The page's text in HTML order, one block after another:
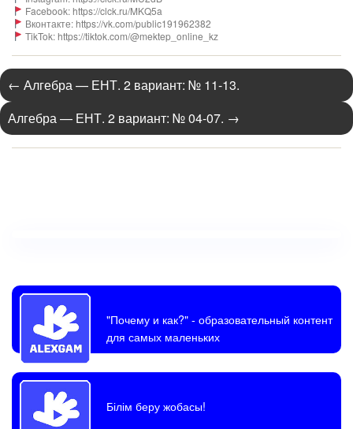
Facebook: https://clck.ru/MKQ5a
Вконтакте: https://vk.com/public191962382
TikTok: https://tiktok.com/@mektep_online_kz
← Алгебра — ЕНТ. 2 вариант: № 11-13.
Алгебра — ЕНТ. 2 вариант: № 04-07. →
"Почему и как?"- образовательный контент
для самых маленьких
Білім беру жобасы!